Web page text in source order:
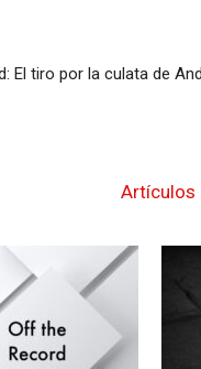
El tiro por la culata de
Artículos